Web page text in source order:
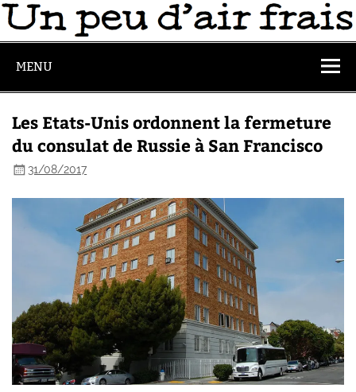
MENU
Les Etats-Unis ordonnent la fermeture
du consulat de Russie à San Francisco
31/08/2017